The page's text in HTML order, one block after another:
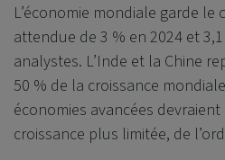
L’économie mondiale garde le
attendue de 3 % en 2024 et
analystes. L’Inde et la Chine
50 % de la croissance
économies avancées
croissance plus limitée, de